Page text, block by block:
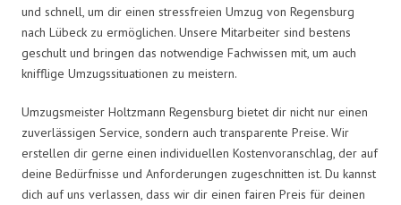
und schnell, um dir einen stressfreien Umzug von Regensburg
nach Lübeck zu ermöglichen. Unsere Mitarbeiter sind bestens
geschult und bringen das notwendige Fachwissen mit, um auch
knifflige Umzugssituationen zu meistern.
Umzugsmeister Holtzmann Regensburg bietet dir nicht nur einen
zuverlässigen Service, sondern auch transparente Preise. Wir
erstellen dir gerne einen individuellen Kostenvoranschlag, der auf
deine Bedürfnisse und Anforderungen zugeschnitten ist. Du kannst
dich auf uns verlassen, dass wir dir einen fairen Preis für deinen